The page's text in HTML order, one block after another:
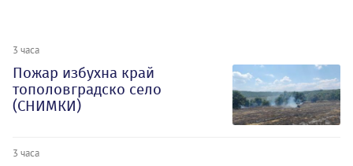
3 часа
Пожар избухна край
тополовградско село
(СНИМКИ)
3 часа